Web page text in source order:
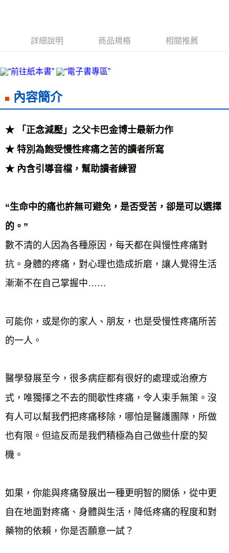
數位商品離島免運
離島宅配
雜誌海外運費
數位商品海外免運
詳細說明 商品規格 相關推薦
內容簡介
★ 「正念減壓」之父卡巴金博士最新力作
★ 特別為飽受慢性疼痛之苦的讀者所寫
★ 內含引導音檔，幫助讀者練習
“生命中的痛也許無可避免，是否受苦，卻是可以選擇
的。”
數不清的人因為各種原因，每天都在與慢性疼痛對
抗。身體的疼痛，對心理也造成折磨，讓人覺得生活
漸漸不在自己掌握中……
可能你，或是你的家人、朋友，也是受慢性疼痛所苦
的一人。
醫學發展至今，很多病症都有很好的處理或治療方
式，唯獨揮之不去的間歇性疼痛，令人束手無策。沒
有人可以幫我們把疼痛移除，哪怕是醫護團隊，所做
也有限。但這反而是我們積極為自己做些什麼的契
機。
如果，你能與疼痛發展出一種更明智的關係，從中更
自在地面對疼痛、身體與生活，降低疼痛的程度和對
藥物的依賴，你是否願意一試？